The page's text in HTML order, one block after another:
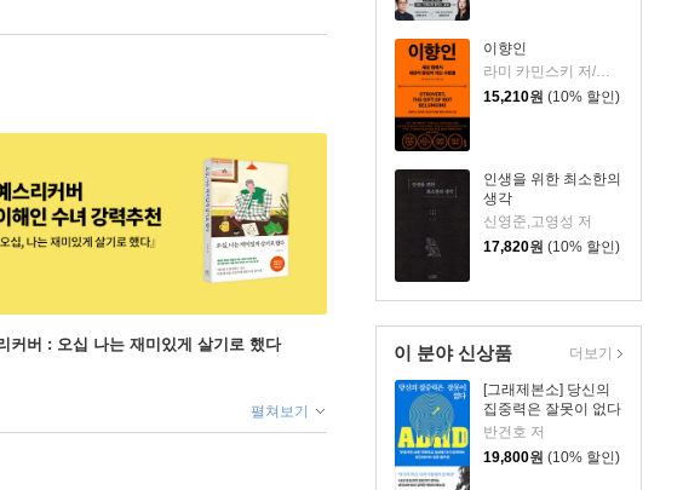
이향인
라미 카민스키 저/최지숙 역
15,210원 (10% 할인)
인생을 위한 최소한의
생각
신영준,고영성 저
17,820원 (10% 할인)
이 분야 신상품
[그래제본소] 당신의
집중력은 잘못이 없다
반건호 저
19,800원 (10% 할인)
더보기
커버 : 오십 나는 재미있게 살기로 했다
펼쳐보기